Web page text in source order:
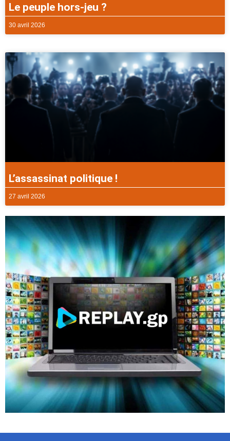
Le peuple hors-jeu ?
30 avril 2026
L’assassinat politique !
27 avril 2026